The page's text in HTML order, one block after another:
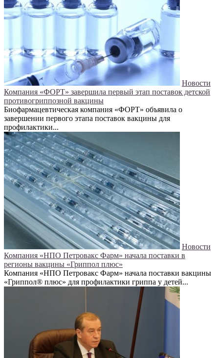
Новости
Компания «ФОРТ» завершила первый этап поставок детской
противогриппозной вакцины
Биофармацевтическая компания «ФОРТ» объявила о
завершении первого этапа поставок вакцины для
профилактики...
Новости
Компания «НПО Петровакс Фарм» начала поставки в
регионы вакцины «Гриппол плюс»
Компания «НПО Петровакс Фарм» начала поставки вакцины
«Гриппол® плюс» для профилактики гриппа у детей...